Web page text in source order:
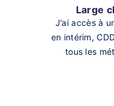
Large
J’ai accès à
en intérim,
tous les